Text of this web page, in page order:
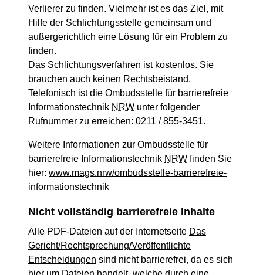
Verlierer zu finden. Vielmehr ist es das Ziel, mit
Hilfe der Schlichtungsstelle gemeinsam und
außergerichtlich eine Lösung für ein Problem zu
finden.
Das Schlichtungsverfahren ist kostenlos. Sie
brauchen auch keinen Rechtsbeistand.
Telefonisch ist die Ombudsstelle für barrierefreie
Informationstechnik NRW unter folgender
Rufnummer zu erreichen: 0211 / 855-3451.
Weitere Informationen zur Ombudsstelle für
barrierefreie Informationstechnik NRW finden Sie
hier: www.mags.nrw/ombudsstelle-barrierefreie-
informationstechnik
Nicht vollständig barrierefreie Inhalte
Alle PDF-Dateien auf der Internetseite Das
Gericht/Rechtsprechung/Veröffentlichte
Entscheidungen sind nicht barrierefrei, da es sich